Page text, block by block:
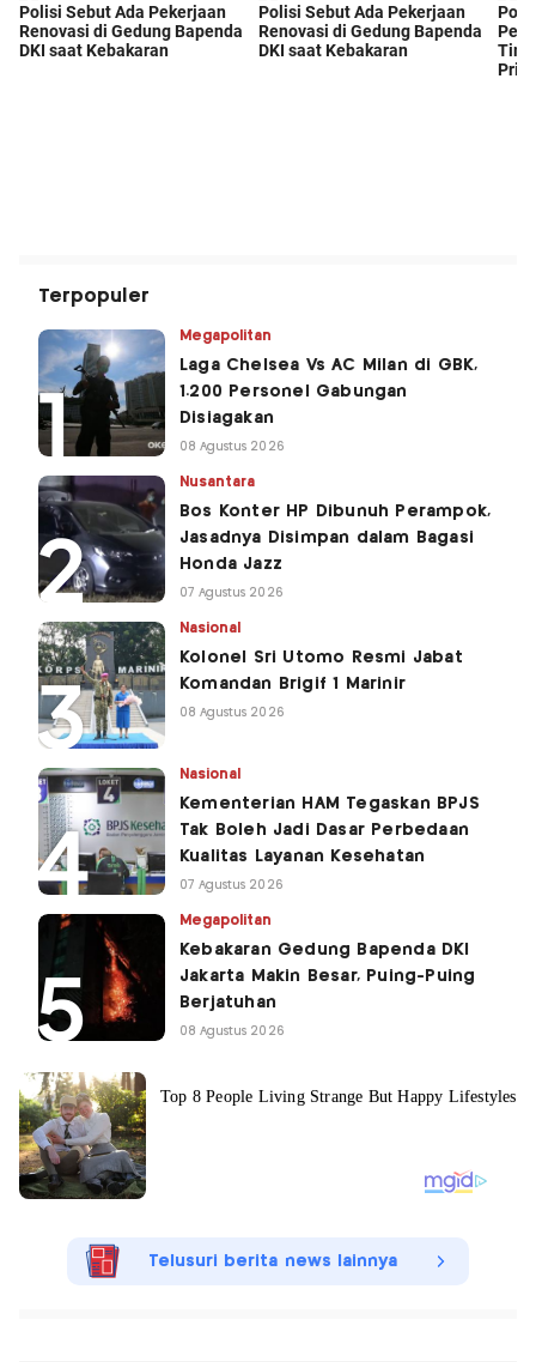
Terpopuler
Megapolitan
Laga Chelsea Vs AC Milan di GBK,
1.200 Personel Gabungan
Disiagakan
08 Agustus 2026
Nusantara
Bos Konter HP Dibunuh Perampok,
Jasadnya Disimpan dalam Bagasi
Honda Jazz
07 Agustus 2026
Nasional
Kolonel Sri Utomo Resmi Jabat
Komandan Brigif 1 Marinir
08 Agustus 2026
Nasional
Kementerian HAM Tegaskan BPJS
Tak Boleh Jadi Dasar Perbedaan
Kualitas Layanan Kesehatan
07 Agustus 2026
Megapolitan
Kebakaran Gedung Bapenda DKI
Jakarta Makin Besar, Puing-Puing
Berjatuhan
08 Agustus 2026
Telusuri berita news lainnya